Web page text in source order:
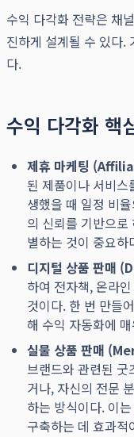
수익 다각화 전략은 채
진하게 설계될 수 있다.
다.
수익 다각화 핵
제휴 마케팅
된 제품이나 서비스
생했을 때 일정 비
의 신뢰를 기반으로
별하는 것이 중요하
디지털 상품 판매
하여 전자책, 온라
것이다. 한 번 만들
해 수익 자동화에
실물 상품 판매
브랜드와 관련된 굿
거나, 자신의 전문
하는 방식이다. 이
구축하는 데 효과적